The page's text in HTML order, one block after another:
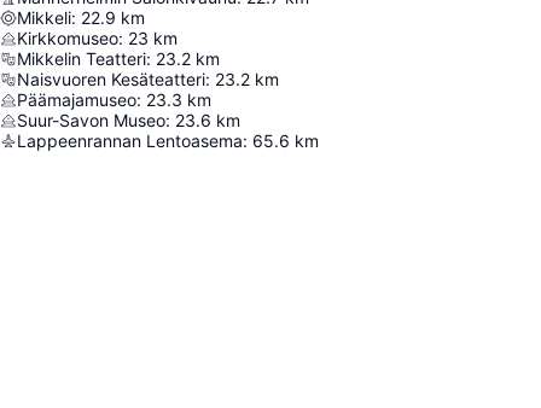
Mikkeli: 22.9 km
Kirkkomuseo: 23 km
Mikkelin Teatteri: 23.2 km
Naisvuoren Kesäteatteri: 23.2 km
Päämajamuseo: 23.3 km
Suur-Savon Museo: 23.6 km
Lappeenrannan Lentoasema: 65.6 km